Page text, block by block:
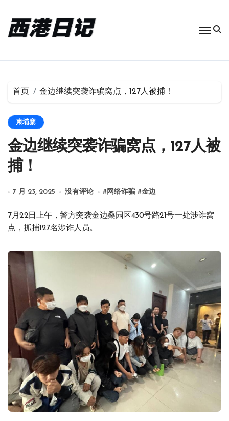
首页 金边继续突袭诈骗窝点，127人被捕！
柬埔寨
金边继续突袭诈骗窝点，127人被
捕！
7 月 23, 2025 没有评论 #网络诈骗 #金边
7月22日上午，警方突袭金边桑园区430号路21号一处涉诈窝
点，抓捕127名涉诈人员。